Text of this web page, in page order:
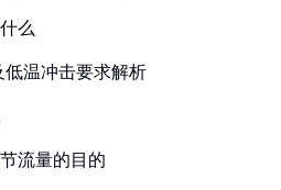
么
低温冲击要求解析
流量的目的